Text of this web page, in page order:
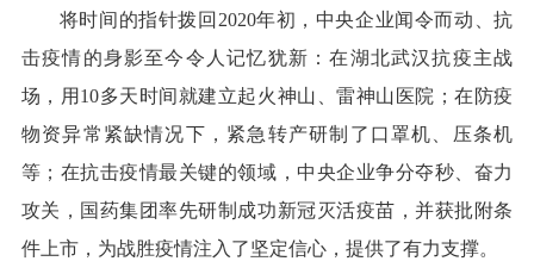
将时间的指针拨回2020年初，中央企业闻令而动、抗
击疫情的身影至今令人记忆犹新：在湖北武汉抗疫主战
场，用10多天时间就建立起火神山、雷神山医院；在防疫
物资异常紧缺情况下，紧急转产研制了口罩机、压条机
等；在抗击疫情最关键的领域，中央企业争分夺秒、奋力
攻关，国药集团率先研制成功新冠灭活疫苗，并获批附条
件上市，为战胜疫情注入了坚定信心，提供了有力支撑。